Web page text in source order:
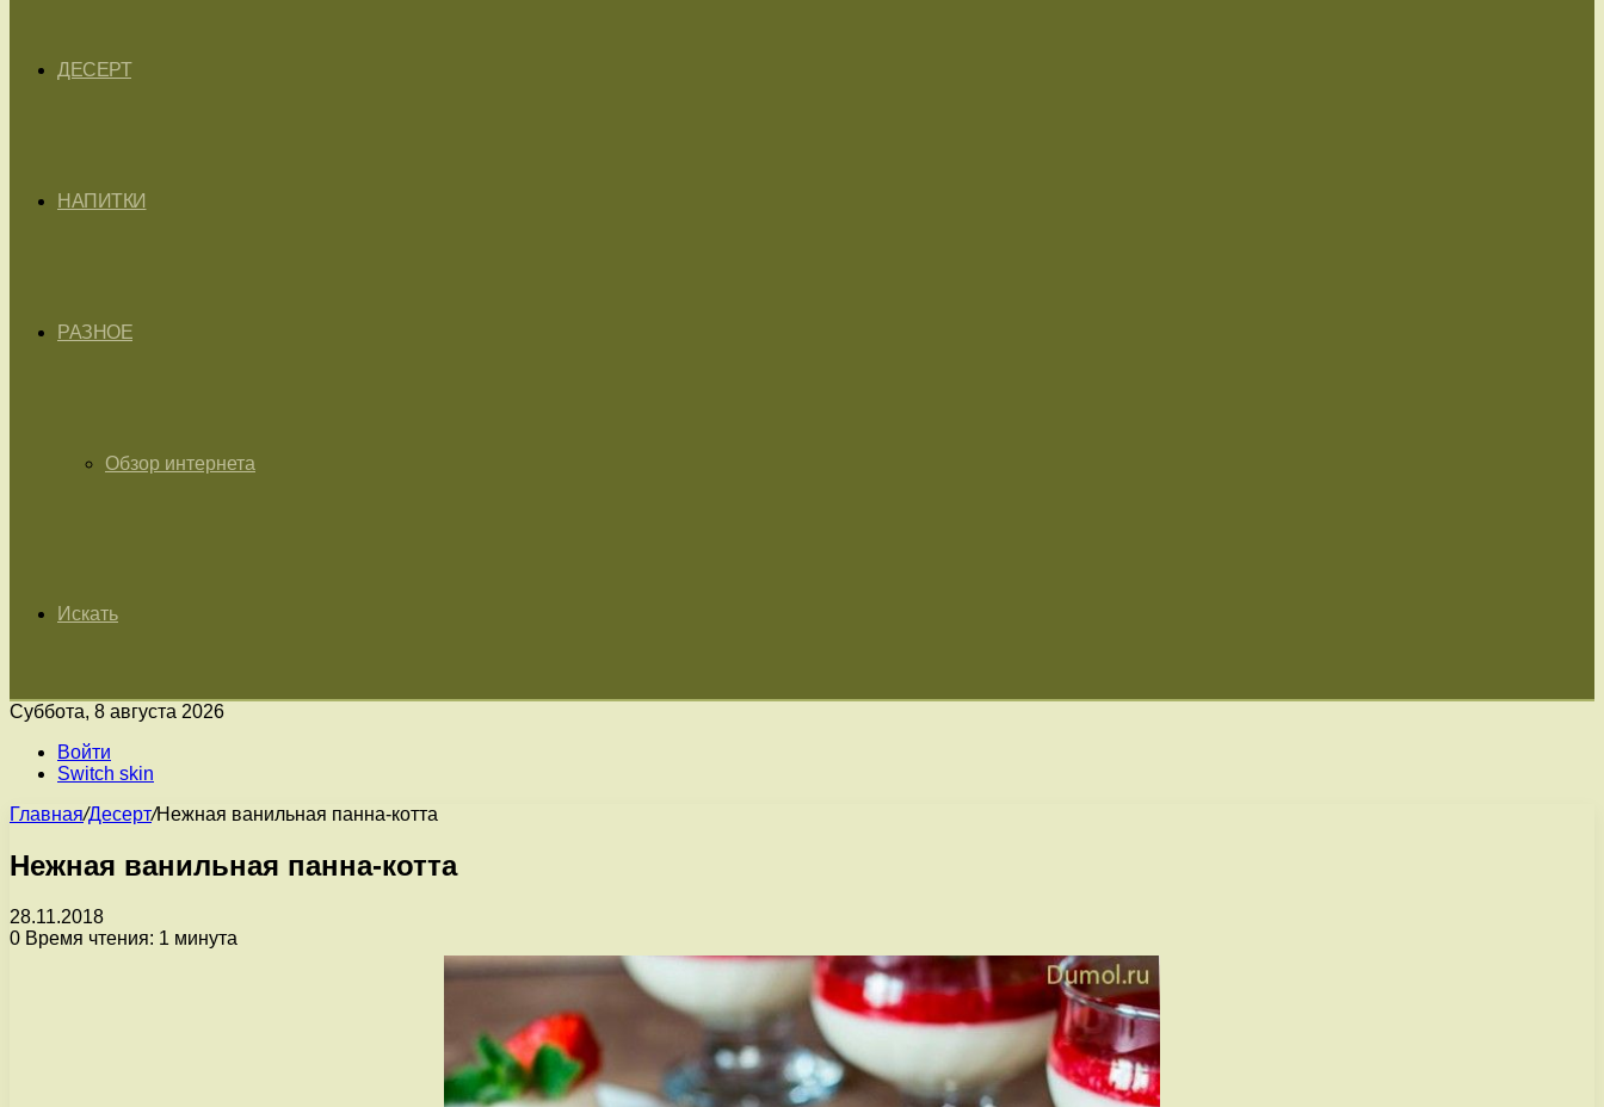
ДЕСЕРТ
НАПИТКИ
РАЗНОЕ
Обзор интернета
Искать
Суббота, 8 августа 2026
Войти
Switch skin
Главная/Десерт/Нежная ванильная панна-котта
Нежная ванильная панна-котта
28.11.2018
0 Время чтения: 1 минута